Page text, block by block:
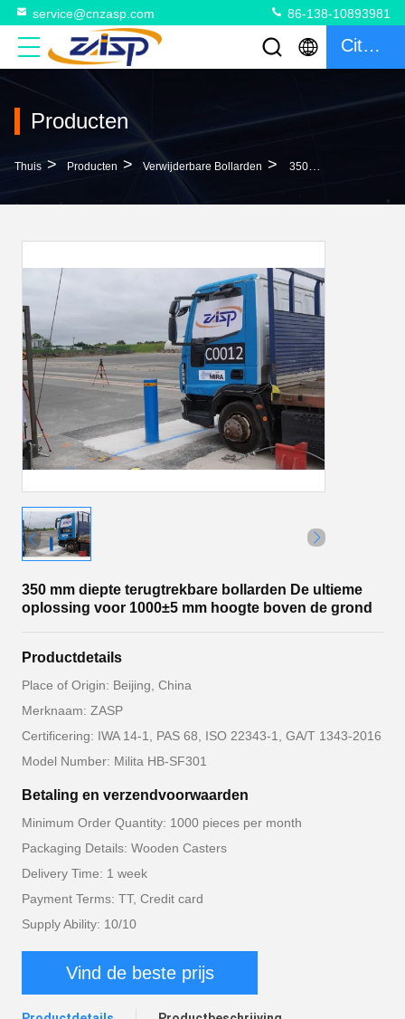
service@cnzasp.com 86-138-10893981
Citaat
Producten
Thuis > Producten > Verwijderbare Bollarden > 350 Mm Diepte Terugtrekbare Bollarden De Ultieme Oplossing Voor 1000±5 Mm Hoogte Boven De Grond
350 mm diepte terugtrekbare bollarden De ultieme
oplossing voor 1000±5 mm hoogte boven de grond
Productdetails
Place of Origin: Beijing, China
Merknaam: ZASP
Certificering: IWA 14-1, PAS 68, ISO 22343-1, GA/T 1343-2016
Model Number: Milita HB-SF301
Betaling en verzendvoorwaarden
Minimum Order Quantity: 1000 pieces per month
Packaging Details: Wooden Casters
Delivery Time: 1 week
Payment Terms: TT, Credit card
Supply Ability: 10/10
Vind de beste prijs